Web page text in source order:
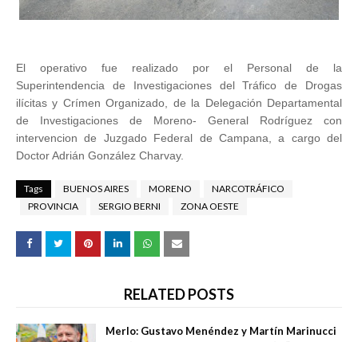
El operativo fue realizado por el Personal de la
Superintendencia de Investigaciones del Tráfico de Drogas
ilícitas y Crímen Organizado, de la Delegación Departamental
de Investigaciones de Moreno- General Rodríguez con
intervencion de Juzgado Federal de Campana, a cargo del
Doctor Adrián González Charvay.
Tags BUENOS AIRES MORENO
NARCOTRÁFICO
PROVINCIA
SERGIO BERNI ZONA OESTE
RELATED POSTS
Merlo: Gustavo Menéndez y Martín Marinucci